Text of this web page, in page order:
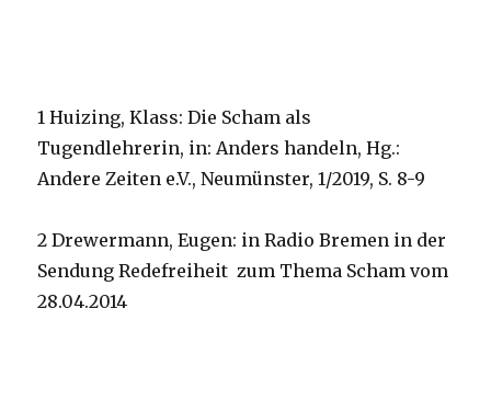
1 Huizing, Klass: Die Scham als
Tugendlehrerin, in: Anders handeln, Hg.:
Andere Zeiten e.V., Neumünster, 1/2019, S. 8-9
2 Drewermann, Eugen: in Radio Bremen in der
Sendung Redefreiheit zum Thema Scham vom
28.04.2014